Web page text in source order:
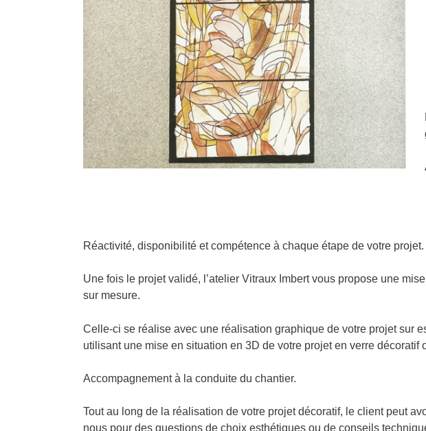
Réactivité, disponibilité et compétence à chaque étape de votre projet.
Une fois le projet validé, l’atelier Vitraux Imbert vous propose une
sur mesure.
Celle-ci se réalise avec une réalisation graphique de votre projet sur
utilisant une mise en situation en 3D de votre projet en verre décoratif
Accompagnement à la conduite du chantier.
Tout au long de la réalisation de votre projet décoratif, le client peut
nous pour des questions de choix esthétiques ou de conseils